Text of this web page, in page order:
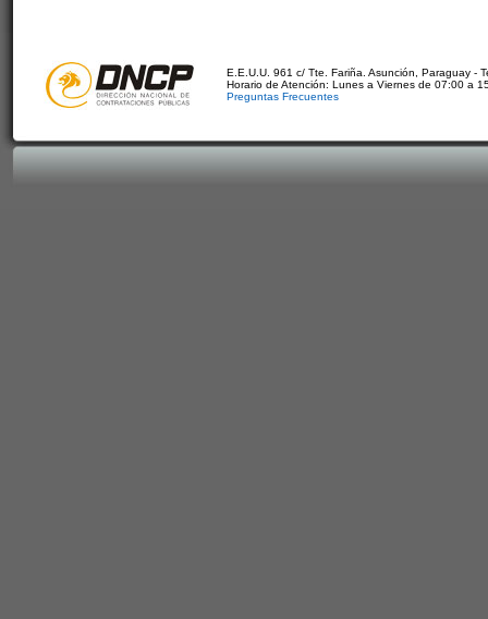
E.E.U.U. 961 c/ Tte. Fariña. Asunción, Paraguay -
Horario de Atención: Lunes a Viernes de 07:00 a
Preguntas Frecuentes